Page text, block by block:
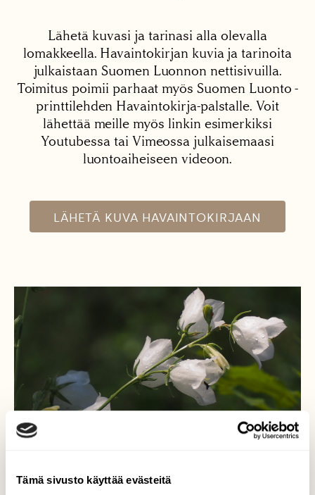
Tämä sivusto käyttää evästeitä
Lähetä kuvasi ja tarinasi alla olevalla
lomakkeella. Havaintokirjan kuvia ja tarinoita
julkaistaan Suomen Luonnon nettisivuilla.
Toimitus poimii parhaat myös Suomen Luonto -
printtilehden Havaintokirja-palstalle. Voit
lähettää meille myös linkin esimerkiksi
Youtubessa tai Vimeossa julkaisemaasi
luontoaiheiseen videoon.
LÄHETÄ KUVA HAVAINTOKIRJAAN